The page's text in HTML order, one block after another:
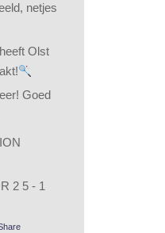
netjes
Olst
Goed
2 5 - 1